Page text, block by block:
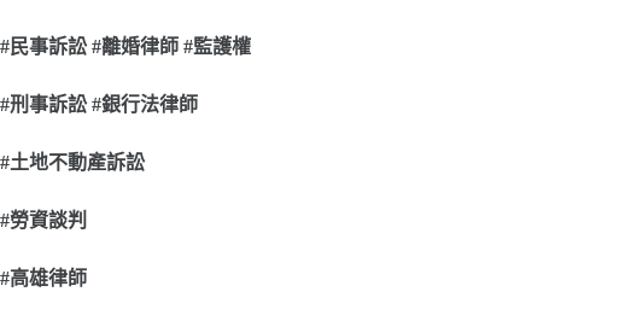
#民事訴訟 #離婚律師 #監護權
#刑事訴訟 #銀行法律師
#土地不動產訴訟
#勞資談判
#高雄律師